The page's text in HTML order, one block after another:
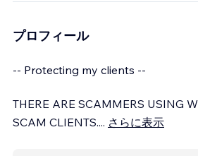
プロフィール
-- Protecting my clients --
THERE ARE SCAMMERS USING
SCAM CLIENTS.... さらに表示